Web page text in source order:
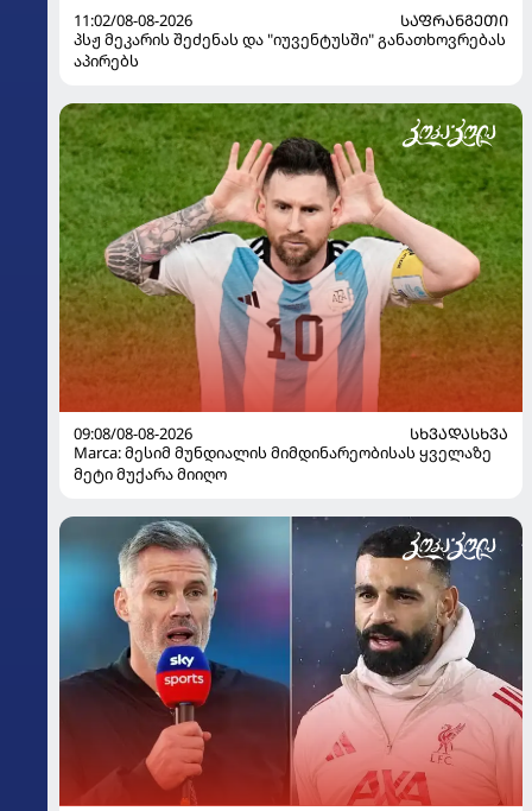
11:02/08-08-2026
ᲡᲐᲤᲠᲐᲜᲒᲔᲗᲘ
პსჟ მეკარის შეძენას და "იუვენტუსში" განათხოვრებას
აპირებს
09:08/08-08-2026
ᲡᲮᲕᲐᲓᲐᲡᲮᲕᲐ
Marca: მესიმ მუნდიალის მიმდინარეობისას ყველაზე
მეტი მუქარა მიიღო